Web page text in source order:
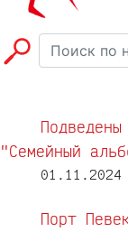
"Семейный
01.11.2024
Порт